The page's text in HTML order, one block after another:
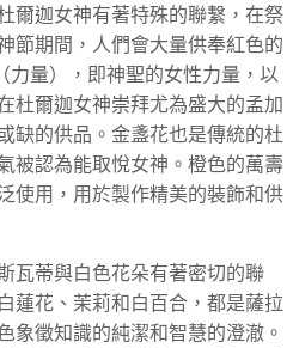
爾迦女神有著特殊的聯繫，在祭
節期間，人們會大量供奉紅色的
量），即神聖的女性力量，以
杜爾迦女神崇拜尤為盛大的孟加
缺的供品。金盞花也是傳統的杜
被認為能取悅女神。橙色的萬壽
使用，用於製作精美的裝飾和供
瓦蒂與白色花朵有著密切的聯
蓮花、茉莉和白百合，都是薩拉
象徵知識的純潔和智慧的澄澈。